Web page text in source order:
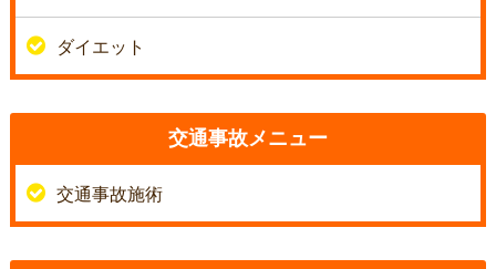
ダイエット
交通事故メニュー
交通事故施術